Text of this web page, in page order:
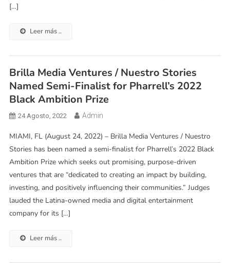
[…]
Leer más ..
Brilla Media Ventures / Nuestro Stories
Named Semi-Finalist for Pharrell’s 2022
Black Ambition Prize
24 Agosto, 2022 Admin
MIAMI, FL (August 24, 2022) – Brilla Media Ventures / Nuestro
Stories has been named a semi-finalist for Pharrell’s 2022 Black
Ambition Prize which seeks out promising, purpose-driven
ventures that are “dedicated to creating an impact by building,
investing, and positively influencing their communities.” Judges
lauded the Latina-owned media and digital entertainment
company for its […]
Leer más ..